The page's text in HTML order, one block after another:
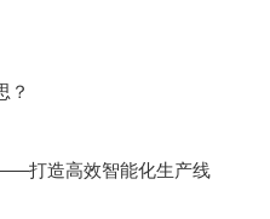
？
打造高效智能化生产线